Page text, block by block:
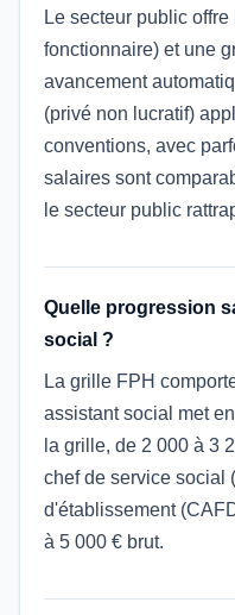
Le secteur public
fonctionnaire) et une
avancement
(privé non lucratif)
conventions, avec
salaires sont
le secteur public
Quelle progression
social ?
La grille FPH
assistant social met
la grille, de 2 000 à 3
chef de service social
d'établissement
à 5 000 € brut.